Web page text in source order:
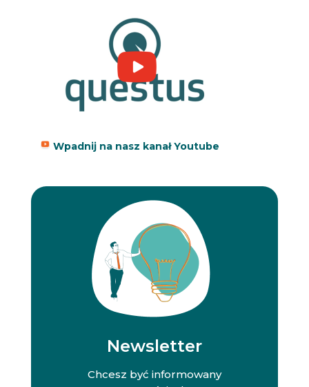
Wpadnij na nasz kanał Youtube
Newsletter
Chcesz być informowany